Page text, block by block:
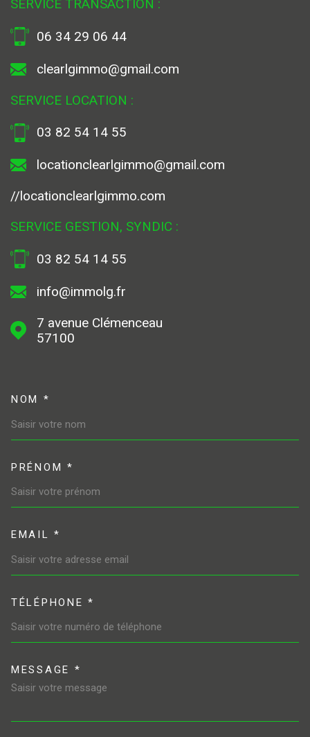
SERVICE TRANSACTION :
06 34 29 06 44
clearlgimmo@gmail.com
SERVICE LOCATION :
03 82 54 14 55
locationclearlgimmo@gmail.com
//locationclearlgimmo.com
SERVICE GESTION, SYNDIC :
03 82 54 14 55
info@immolg.fr
7 avenue Clémenceau
57100
NOM *
PRÉNOM *
EMAIL *
TÉLÉPHONE *
MESSAGE *